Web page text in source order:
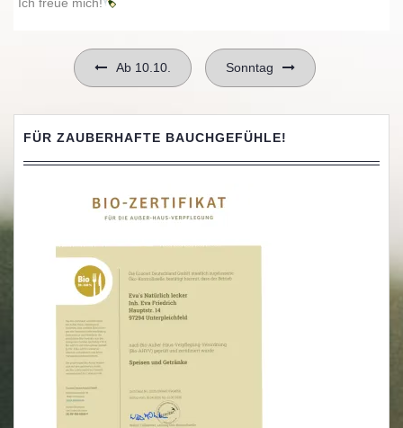
Beitragsnavigation
Ab 10.10. Sonntag
FÜR ZAUBERHAFTE BAUCHGEFÜHLE!